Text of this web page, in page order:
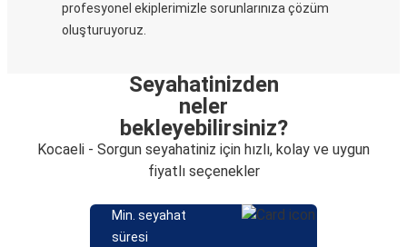
profesyonel ekiplerimizle sorunlarınıza çözüm
oluşturuyoruz.
Seyahatinizden
neler
bekleyebilirsiniz?
Kocaeli - Sorgun seyahatiniz için hızlı, kolay ve uygun
fiyatlı seçenekler
Min. seyahat
süresi